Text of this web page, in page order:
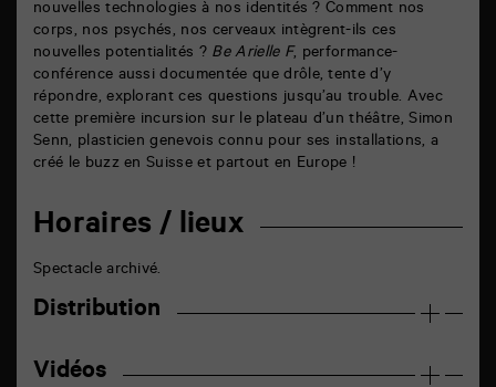
nouvelles technologies à nos identités ? Comment nos
corps, nos psychés, nos cerveaux intègrent-ils ces
nouvelles potentialités ? Be Arielle F, performance-
conférence aussi documentée que drôle, tente d’y
répondre, explorant ces questions jusqu’au trouble. Avec
cette première incursion sur le plateau d’un théâtre, Simon
Senn, plasticien genevois connu pour ses installations, a
créé le buzz en Suisse et partout en Europe !
Horaires / lieux
Spectacle archivé.
Distribution
Vidéos